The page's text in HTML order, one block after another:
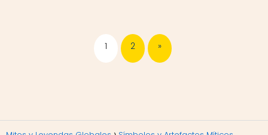
1 2 »